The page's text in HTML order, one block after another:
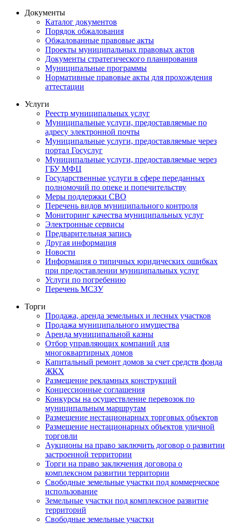
Документы
Каталог документов
Порядок обжалования
Обжалованные правовые акты
Проекты муниципальных правовых актов
Документы стратегического планирования
Муниципальные программы
Нормативные правовые акты для прохождения
аттестации
Услуги
Реестр муниципальных услуг
Муниципальные услуги, предоставляемые по
адресу электронной почты
Муниципальные услуги, предоставляемые через
портал Госуслуг
Муниципальные услуги, предоставляемые через
ГБУ МФЦ
Государственные услуги в сфере переданных
полномочий по опеке и попечительству
Меры поддержки СВО
Перечень видов муниципального контроля
Мониторинг качества муниципальных услуг
Электронные сервисы
Предварительная запись
Другая информация
Новости
Информация о типичных юридических ошибках
при предоставлении муниципальных услуг
Услуги по погребению
Перечень МСЗУ
Торги
Продажа, аренда земельных и лесных участков
Продажа муниципального имущества
Аренда муниципальной казны
Отбор управляющих компаний для
многоквартирных домов
Капитальный ремонт домов за счет средств фонда
ЖКХ
Размещение рекламных конструкций
Концессионные соглашения
Конкурсы на осуществление перевозок по
муниципальным маршрутам
Размещение нестационарных торговых объектов
Размещение нестационарных объектов уличной
торговли
Аукционы на право заключить договор о развитии
застроенной территории
Торги на право заключения договора о
комплексном развитии территории
Свободные земельные участки под коммерческое
использование
Земельные участки под комплексное развитие
территорий
Свободные земельные участки